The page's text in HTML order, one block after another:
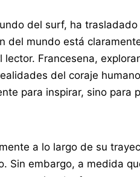
del surf, ha
mundo está
Francesena,
del coraje
para inspirar, sino
a lo largo de su
Sin embargo, a medida